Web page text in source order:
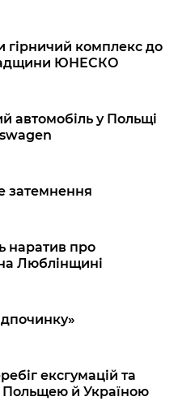
гірничий комплекс до
ЮНЕСКО
автомобіль у Польщі
затемнення
наратив про
Люблінщині
ексгумацій та
Польщею й Україною